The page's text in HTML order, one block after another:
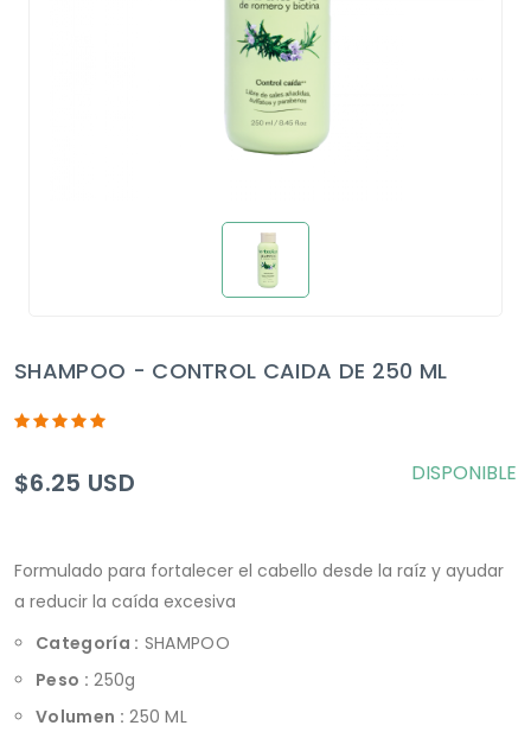
SHAMPOO - CONTROL CAIDA DE 250 ML
$6.25 USD DISPONIBLE
Formulado para fortalecer el cabello desde la raíz y ayudar
a reducir la caída excesiva
Categoría : SHAMPOO
Peso : 250g
Volumen : 250 ML